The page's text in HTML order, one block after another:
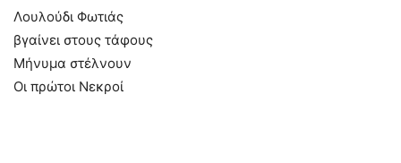
Λουλούδι Φωτιάς
βγαίνει στους τάφους
Μήνυμα στέλνουν
Οι πρώτοι Νεκροί